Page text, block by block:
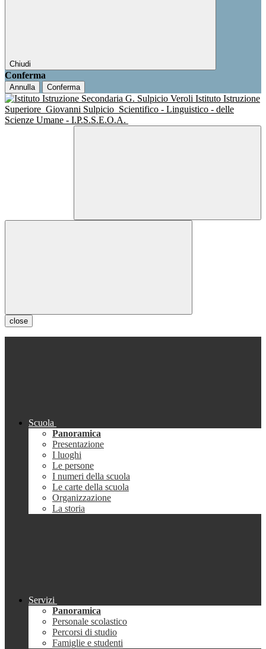
Chiudi
Conferma
Annulla Conferma
Istituto Istruzione
Superiore Giovanni Sulpicio Scientifico - Linguistico - delle
Scienze Umane - I.P.S.S.E.O.A.
close
Scuola
Panoramica
Presentazione
I luoghi
Le persone
I numeri della scuola
Le carte della scuola
Organizzazione
La storia
Servizi
Panoramica
Personale scolastico
Percorsi di studio
Famiglie e studenti